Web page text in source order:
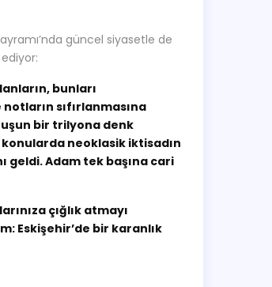
güncel siyasetle de
bunları
sıfırlanmasına
bir trilyona denk
neoklasik iktisadın
geldi. Adam tek başına cari
çığlık atmayı
Eskişehir’de bir karanlık